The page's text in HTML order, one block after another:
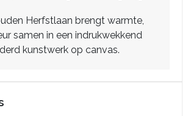
Herfstlaan brengt warmte,
samen in een indrukwekkend
kunstwerk op canvas.